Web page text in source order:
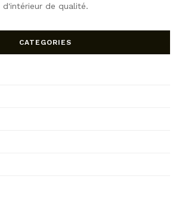
d'intérieur de qualité.
CATEGORIES